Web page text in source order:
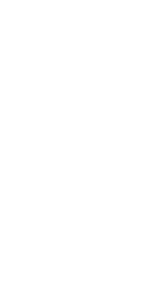
для детей должна стать